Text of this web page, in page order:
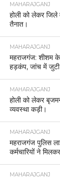
MAHARAJGANJ
होली को लेकर जिले
तैनात।
MAHARAJGANJ
महराजगंज: शीशम
हड़कंप, जांच में
MAHARAJGANJ
होली को लेकर
व्यवस्था कड़ी।
MAHARAJGANJ
महराजगंज पुलिस
कर्मचारियों ने
MAHARAJGANJ